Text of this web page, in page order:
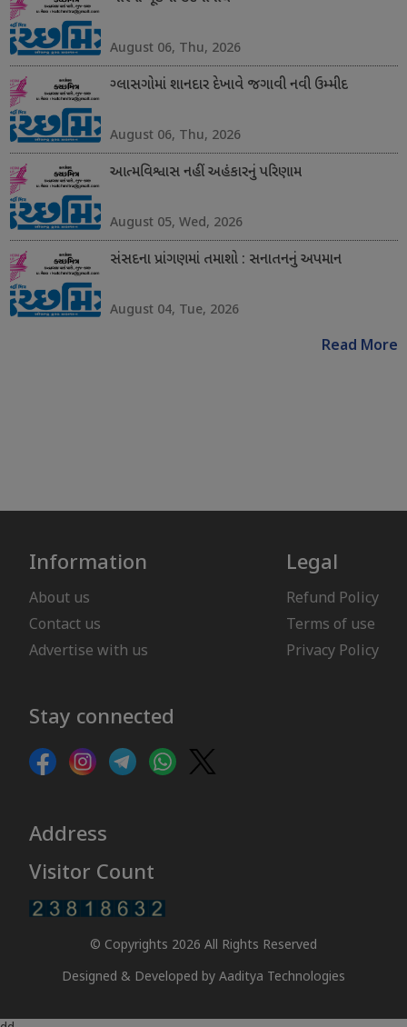
August 06, Thu, 2026
ગ્લાસગોમાં શાનદાર દેખાવે જગાવી નવી ઉમ્મીદ
August 06, Thu, 2026
આત્મવિશ્વાસ નહીં અહંકારનું પરિણામ
August 05, Wed, 2026
સંસદના પ્રાંગણમાં તમાશો : સનાતનનું અપમાન
August 04, Tue, 2026
Read More
Information
About us
Contact us
Advertise with us
Legal
Refund Policy
Terms of use
Privacy Policy
Stay connected
Address
Visitor Count
© Copyrights 2026 All Rights Reserved
Designed & Developed by Aaditya Technologies